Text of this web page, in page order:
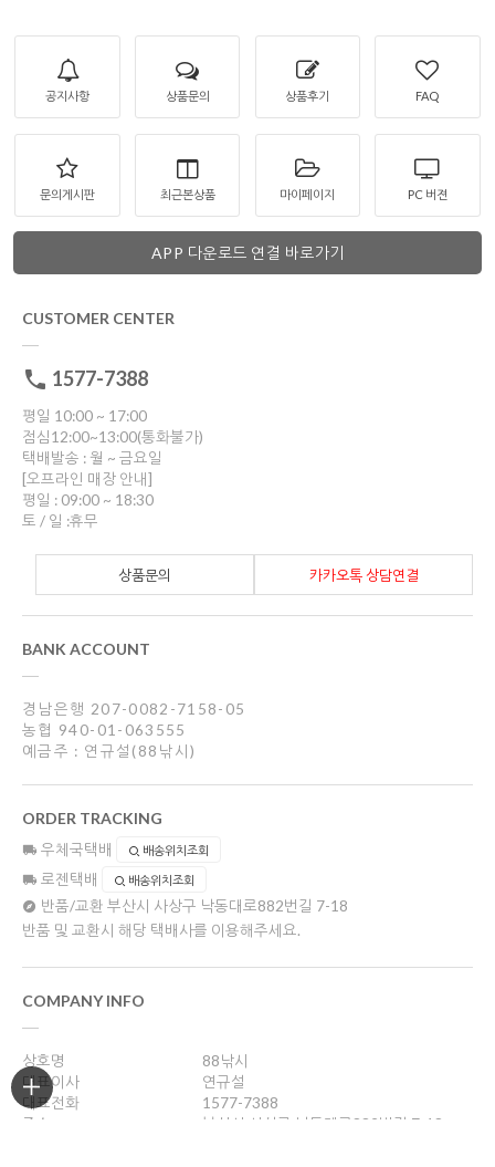
공지사항 상품문의 상품후기 FAQ
문의게시판 최근본상품 마이페이지 PC 버젼
APP 다운로드 연결 바로가기
CUSTOMER CENTER
1577-7388
평일 10:00 ~ 17:00
점심12:00~13:00(통화불가)
택배발송 : 월 ~ 금요일
[오프라인 매장 안내]
평일 : 09:00 ~ 18:30
토 / 일 :휴무
카카오톡 상담연결
상품문의
BANK ACCOUNT
경남은행 207-0082-7158-05
농협 940-01-063555
예금주 : 연규설(88낚시)
ORDER TRACKING
우체국택배 배송위치조회
로젠택배 배송위치조회
반품/교환 부산시 사상구 낙동대로882번길 7-18
반품 및 교환시 해당 택배사를 이용해주세요.
COMPANY INFO
상호명
88낚시
대표이사
연규설
대표전화
1577-7388
주소
부산시 사상구 낙동대로882번길 7-18